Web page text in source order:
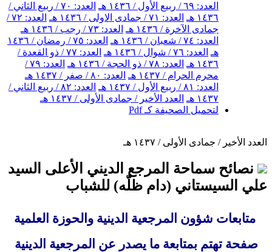
العدد: ٦٩ / ربيع الأول / ١٤٣٦ هـ
العدد: ٧٠ / ربيع الثاني /
١٤٣٦ هـ
العدد: ٧١ / جمادى الاولى / ١٤٣٦ هـ
العدد: ٧٢ /
جمادى الآخرة / ١٤٣٦ هـ
العدد: ٧٣ / رجب / ١٤٣٦ هـ
العدد: ٧٤ / شعبان / ١٤٣٦ هـ
العدد: ٧٥ / رمضان / ١٤٣٦
هـ العدد: ٧٦ / شوال / ١٤٣٦ هـ
العدد: ٧٧ / ذو القعدة /
١٤٣٦ هـ
العدد: ٧٨ / ذو الحجة / ١٤٣٦ هـ
العدد: ٧٩ /
محرم الحرام / ١٤٣٧ هـ
العدد: ٨٠ / صفر / ١٤٣٧ هـ
العدد: ٨١ / ربيع الأول / ١٤٣٧ هـ
العدد: ٨٢ / ربيع الثاني /
١٤٣٧ هـ
العدد الأخير / جمادى الأولى / ١٤٣٧ هـ
لتحميل الصحيفة كـ Pdf
العدد الأخير / جمادى الأولى / ١٤٣٧ هـ
نصائح سماحة المرجع الديني الأعلى السيد
علي السيستاني (دام ظلّه) للشباب
متابعات شؤون المرجعية الدينية والحوزة العلمية
صفحة تهتم بمتابعة ما يصدر عن المرجعية الدينية